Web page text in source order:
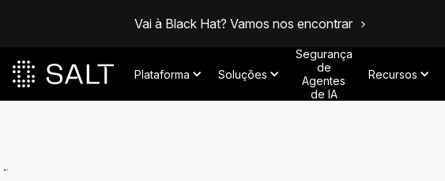
Vai à Black Hat? Vamos nos encontrar
Plataforma Soluções
Segurança
de
Agentes
de IA
Recursos